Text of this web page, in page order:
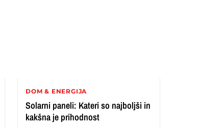
DOM & ENERGIJA
Solarni paneli: Kateri so najboljši in
kakšna je prihodnost